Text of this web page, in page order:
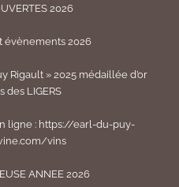
2026
évènements 2026
Rigault » 2025 médaillée d’or
des LIGERS
ligne : https://earl-du-puy-
vins
ANNEE 2026